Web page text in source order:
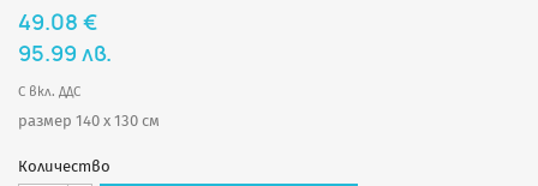
49.08 €
95.99 лв.
С вкл. ДДС
размер 140 х 130 см
Количество